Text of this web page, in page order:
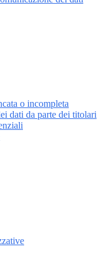
o incompleta
dati da parte dei titolari